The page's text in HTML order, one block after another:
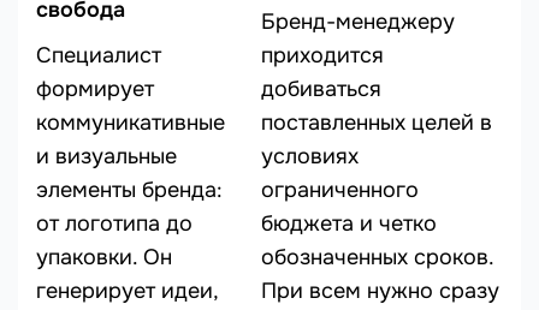
свобода
Специалист
формирует
коммуникативные
и визуальные
элементы бренда:
от логотипа до
упаковки. Он
генерирует идеи,
Бренд-менеджеру
приходится
добиваться
поставленных целей в
условиях
ограниченного
бюджета и четко
обозначенных сроков.
При всем нужно сразу